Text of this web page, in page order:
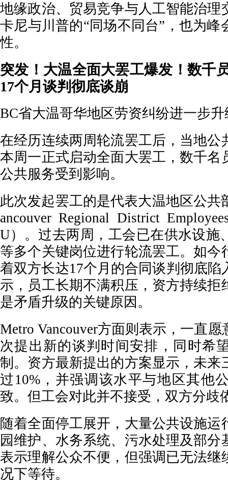
地缘政治、贸易竞争与人工智能治理
卡尼与川普的“同场不同台”，也为峰
性。
突发！大温全面大罢工爆发！数千
17个月谈判彻底谈崩
BC省大温哥华地区劳资纠纷进一步升
在经历连续两周轮流罢工后，当地公
本周一正式启动全面大罢工，数千名
公共服务受到影响。
此次发起罢工的是代表大温地区公共
ancouver Regional District
U）。过去两周，工会已在供水设施
等多个关键岗位进行轮流罢工。如今
着双方长达17个月的合同谈判彻底陷
示，员工长期不满积压，资方持续拒
是矛盾升级的关键原因。
Metro Vancouver方面则表示，一直
次提出新的谈判时间安排，同时希
制。资方最新提出的方案显示，未来
过10%，并强调该水平与地区其他
致。但工会对此并不接受，双方分歧
随着全面停工展开，大量公共设施运
园维护、水务系统、污水处理及部分
表示理解公众不便，但强调已无法继
况下等待。